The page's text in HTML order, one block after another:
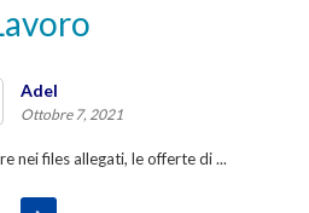
Adel
Ottobre 7, 2021
nei files allegati, le offerte di ...